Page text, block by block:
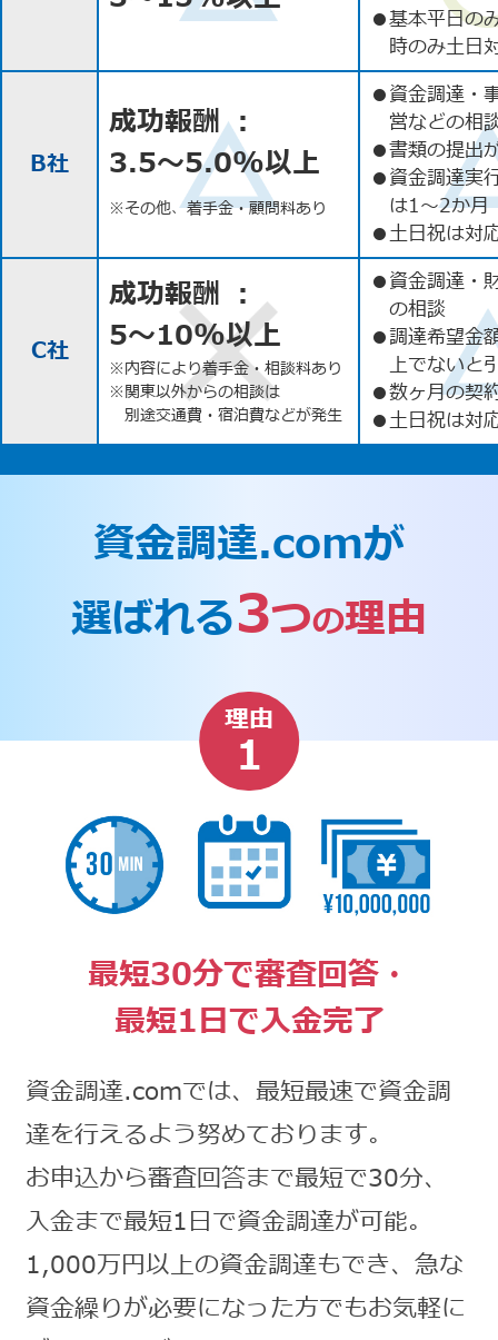
●基本平日の
時のみ土日
B社
成功報酬 ：
3.5〜5.0%以上
※その他、着手金・顧問料あり
●資金調達・
営などの相
●書類の提出
●資金調達実
は1〜2か月
●土日祝は対
C社
成功報酬 ：
5〜10%以上
※内容により着手金・相談料あり
※関東以外からの相談は
別途交通費・宿泊費などが発生
●資金調達・
の相談
●調達希望金
上でないと
●数ヶ月の契
●土日祝は対
資金調達.comが
選ばれる3つの理由
理由
1
最短30分で審査回答・
最短1日で入金完了
資金調達.comでは、最短最速で資金調
達を行えるよう努めております。
お申込から審査回答まで最短で30分、
入金まで最短1日で資金調達が可能。
1,000万円以上の資金調達もでき、急な
資金繰りが必要になった方でもお気軽に